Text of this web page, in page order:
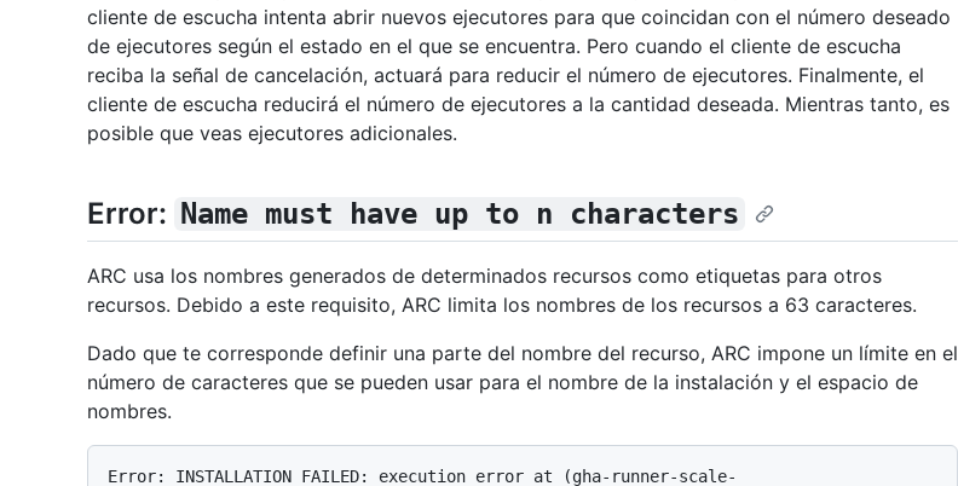
cliente de escucha intenta abrir nuevos ejecutores para que coincidan con el número deseado
de ejecutores según el estado en el que se encuentra. Pero cuando el cliente de escucha
reciba la señal de cancelación, actuará para reducir el número de ejecutores. Finalmente, el
cliente de escucha reducirá el número de ejecutores a la cantidad deseada. Mientras tanto, es
posible que veas ejecutores adicionales.
Error: Name must have up to n characters
ARC usa los nombres generados de determinados recursos como etiquetas para otros
recursos. Debido a este requisito, ARC limita los nombres de los recursos a 63 caracteres.
Dado que te corresponde definir una parte del nombre del recurso, ARC impone un límite en el
número de caracteres que se pueden usar para el nombre de la instalación y el espacio de
nombres.
Error: INSTALLATION FAILED: execution error at (gha-runner-scale-